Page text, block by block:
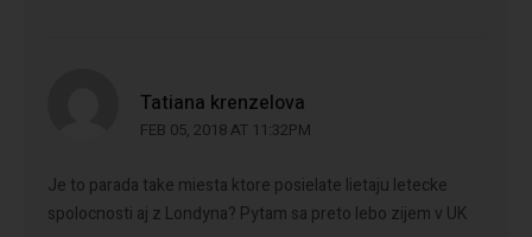
Tatiana krenzelova
FEB 05, 2018 AT 11:32PM
Je to parada take miesta ktore posielate lietaju letecke
spolocnosti aj z Londyna? Pytam sa preto lebo zijem v UK